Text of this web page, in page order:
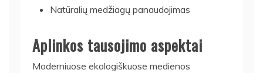
Natūralių medžiagų panaudojimas
Aplinkos tausojimo aspektai
Moderniuose ekologiškuose medienos